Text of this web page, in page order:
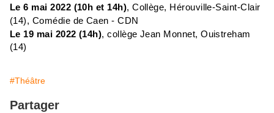
Le 6 mai 2022 (10h et 14h), Collège, Hérouville-Saint-Clair
(14), Comédie de Caen - CDN
Le 19 mai 2022 (14h), collège Jean Monnet, Ouistreham
(14)
#Théâtre
Partager